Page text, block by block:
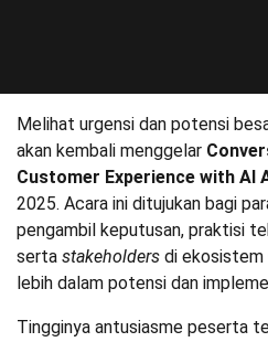
Melihat urgensi dan potensi
akan kembali menggelar
Customer Experience with AI
2025. Acara ini ditujukan bagi
pengambil keputusan, praktisi
serta stakeholders di ekosistem
lebih dalam potensi dan
Tingginya antusiasme peserta